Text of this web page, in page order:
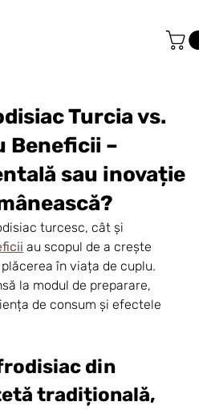
Turcia vs.
Beneficii –
sau inovație
turcesc, cât și
au scopul de a crește
în viața de cuplu.
la modul de preparare,
de consum și efectele
din
tradițională,